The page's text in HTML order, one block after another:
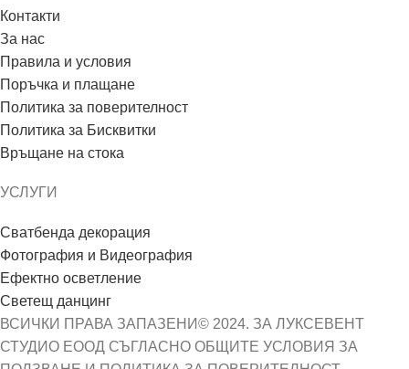
Контакти
За нас
Правила и условия
Поръчка и плащане
Политика за поверителност
Политика за Бисквитки
Връщане на стока
УСЛУГИ
Сватбенда декорация
Фотография и Видеография
Ефектно осветление
Светещ данцинг
ВСИЧКИ ПРАВА ЗАПАЗЕНИ© 2024. ЗА ЛУКСЕВЕНТ
СТУДИО ЕООД СЪГЛАСНО ОБЩИТЕ УСЛОВИЯ ЗА